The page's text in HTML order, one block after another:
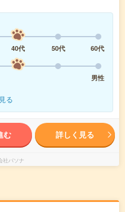
40代 50代
60代
男性
る
む 詳しく見る
社パソナ